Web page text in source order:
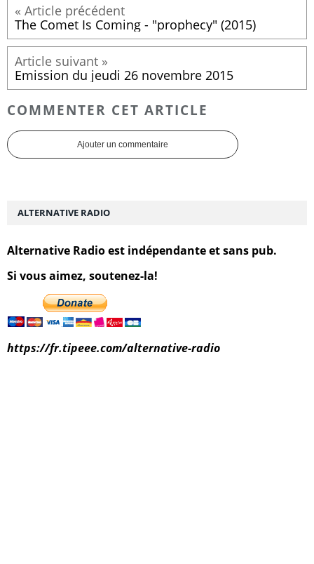
The Comet Is Coming - "prophecy" (2015)
Emission du jeudi 26 novembre 2015
COMMENTER CET ARTICLE
Ajouter un commentaire
ALTERNATIVE RADIO
Alternative Radio est indépendante et sans pub.
Si vous aimez, soutenez-la!
https://fr.tipeee.com/alternative-radio